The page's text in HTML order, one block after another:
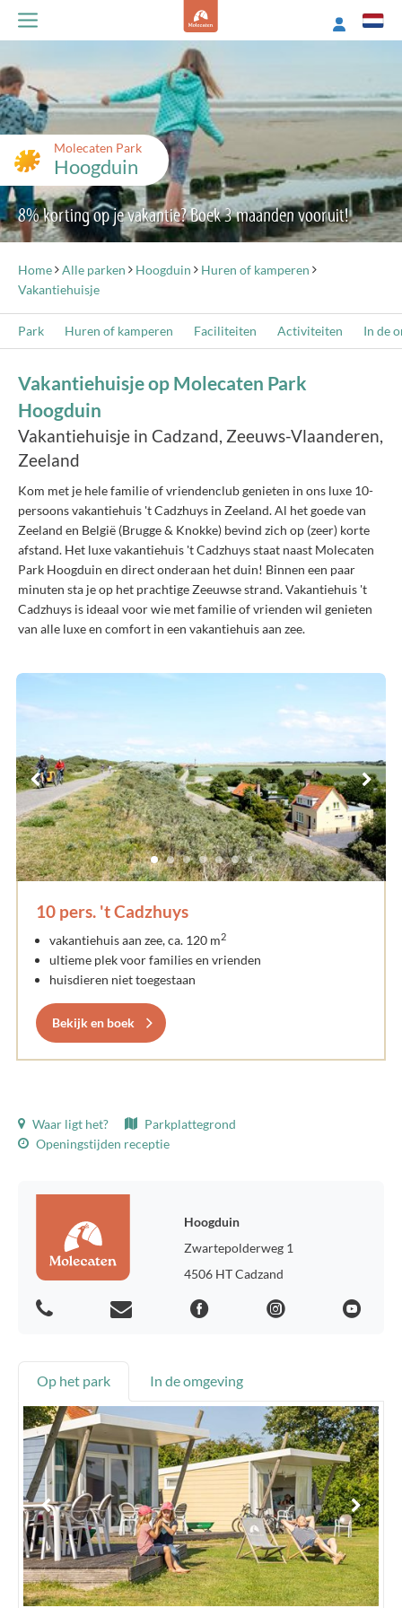
Molecaten Park
Hoogduin
8% korting op je vakantie? Boek 3 maanden vooruit!
Home Alle parken Hoogduin
Huren of kamperen
Vakantiehuisje
Park Huren of kamperen Faciliteiten Activiteiten In de
Vakantiehuisje op Molecaten Park
Hoogduin
Vakantiehuisje in Cadzand, Zeeuws-Vlaanderen,
Zeeland
Kom met je hele familie of vriendenclub genieten in ons luxe 10-
persoons vakantiehuis 't Cadzhuys in Zeeland. Al het goede van
Zeeland en België (Brugge & Knokke) bevind zich op (zeer) korte
afstand. Het luxe vakantiehuis 't Cadzhuys staat naast Molecaten
Park Hoogduin en direct onderaan het duin! Binnen een paar
minuten sta je op het prachtige Zeeuwse strand. Vakantiehuis 't
Cadzhuys is ideaal voor wie met familie of vrienden wil genieten
van alle luxe en comfort in een vakantiehuis aan zee.
10 pers. 't Cadzhuys
vakantiehuis aan zee, ca. 120 m2
ultieme plek voor families en vrienden
huisdieren niet toegestaan
Bekijk en boek
Waar ligt het?
Parkplattegrond
Openingstijden receptie
Hoogduin
Zwartepolderweg 1
4506 HT Cadzand
Op het park In de omgeving